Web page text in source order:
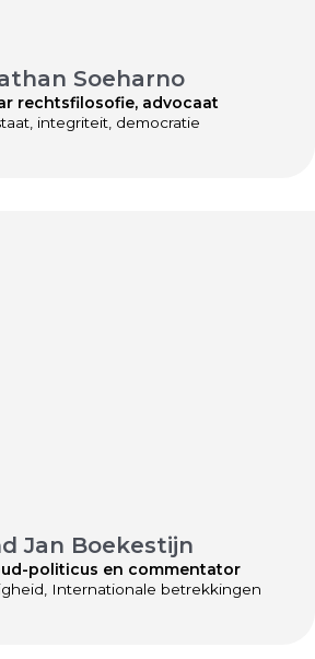
Soeharno
rechtsfilosofie, advocaat
integriteit, democratie
Jan Boekestijn
politicus en commentator
Internationale betrekkingen